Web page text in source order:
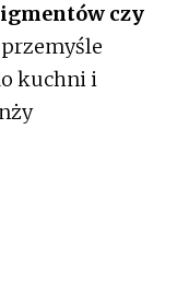
czy
kuchni i